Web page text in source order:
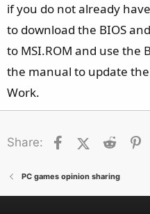
if you do not already
to download the BIOS
to MSI.ROM and use the
the manual to update the
Work.
Share: FacebookX (Twitter)
Reddit
PC games opinion sharing